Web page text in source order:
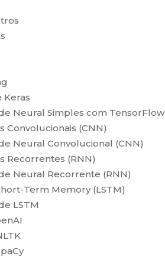
Keras
Neural Simples com TensorFlow
Convolucionais (CNN)
Neural Convolucional (CNN)
Recorrentes (RNN)
Neural Recorrente (RNN)
Term Memory (LSTM)
LSTM